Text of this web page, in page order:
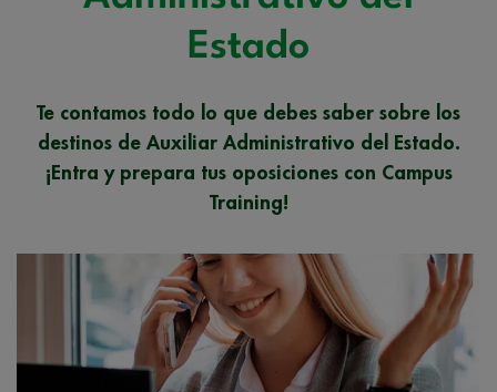
Estado
Te contamos todo lo que debes saber sobre los
destinos de Auxiliar Administrativo del Estado.
¡Entra y prepara tus oposiciones con Campus
Training!